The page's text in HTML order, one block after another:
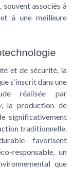
souvent associés à
et à une meilleure
et de sécurité, la
s'inscrit dans une
réalisée par
, la production de
significativement
traditionnelle.
favorisent
responsable, un
que